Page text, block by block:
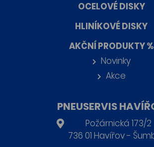
OCELOVÉ DISKY
HLINÍKOVÉ DISKY
AKČNÍ PRODUKTY %
Novinky
Akce
PNEUSERVIS
Požárnická 173/2
736 01 Havířov -